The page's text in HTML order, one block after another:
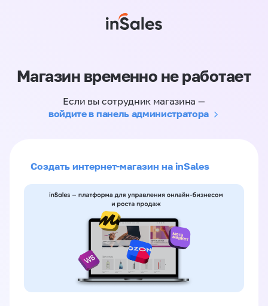
Магазин временно не работает
Если вы сотрудник магазина —
войдите в панель администратора
Создать интернет-магазин на inSales